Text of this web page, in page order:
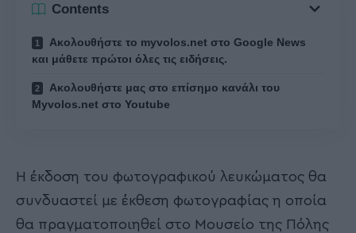
Contents
Ακολουθήστε το myvolos.net στο Google News
και μάθετε πρώτοι όλες τις ειδήσεις.
Ακολουθήστε μας στο επίσημο κανάλι του
Myvolos.net στο Youtube
Η έκδοση του φωτογραφικού λευκώματος θα
συνδυαστεί με έκθεση φωτογραφίας η οποία
θα πραγματοποιηθεί στο Μουσείο της Πόλης